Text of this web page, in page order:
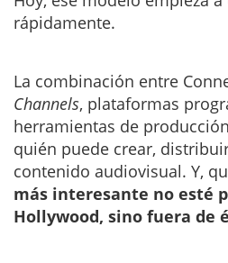
rápidamente.
La combinación entre
Channels, plataformas
herramientas de
quién puede crear,
contenido audiovisual. Y,
más interesante no esté
Hollywood, sino fuera de